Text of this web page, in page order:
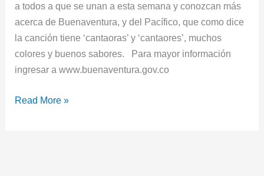
a todos a que se unan a esta semana y conozcan más
acerca de Buenaventura, y del Pacífico, que como dice
la canción tiene ‘cantaoras’ y ‘cantaores’, muchos
colores y buenos sabores. Para mayor información
ingresar a www.buenaventura.gov.co
Read More »